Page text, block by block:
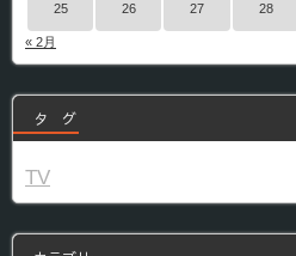
25 26 27 28
« 2月
タ グ
TV